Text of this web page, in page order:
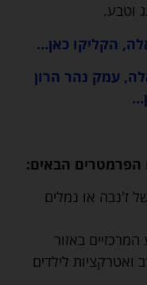
וטבע.
הקליקו כאן…
עמק נהר הרון
הפרמטרים הבאים:
ז'נבה או נמלים
באזור
לילדים